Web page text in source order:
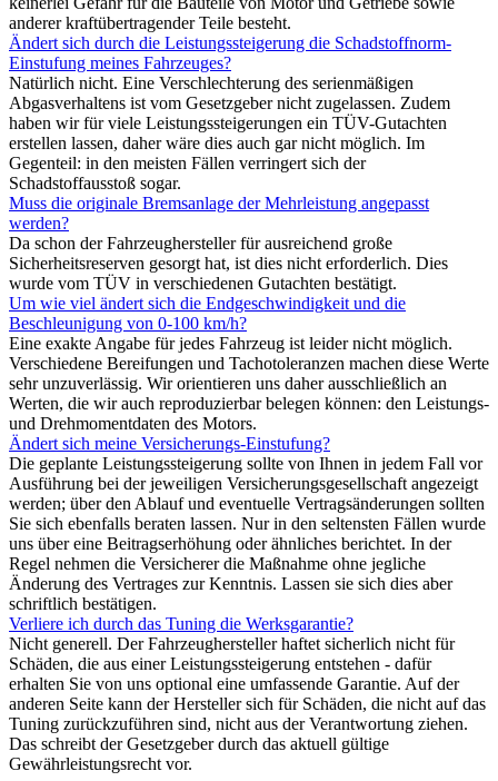
anderer kraftübertragender Teile besteht.
Ändert sich durch die Leistungssteigerung die Schadstoffnorm-
Einstufung meines Fahrzeuges?
Natürlich nicht. Eine Verschlechterung des serienmäßigen
Abgasverhaltens ist vom Gesetzgeber nicht zugelassen. Zudem
haben wir für viele Leistungssteigerungen ein TÜV-Gutachten
erstellen lassen, daher wäre dies auch gar nicht möglich. Im
Gegenteil: in den meisten Fällen verringert sich der
Schadstoffausstoß sogar.
Muss die originale Bremsanlage der Mehrleistung angepasst
werden?
Da schon der Fahrzeughersteller für ausreichend große
Sicherheitsreserven gesorgt hat, ist dies nicht erforderlich. Dies
wurde vom TÜV in verschiedenen Gutachten bestätigt.
Um wie viel ändert sich die Endgeschwindigkeit und die
Beschleunigung von 0-100 km/h?
Eine exakte Angabe für jedes Fahrzeug ist leider nicht möglich.
Verschiedene Bereifungen und Tachotoleranzen machen diese Werte
sehr unzuverlässig. Wir orientieren uns daher ausschließlich an
Werten, die wir auch reproduzierbar belegen können: den Leistungs-
und Drehmomentdaten des Motors.
Ändert sich meine Versicherungs-Einstufung?
Die geplante Leistungssteigerung sollte von Ihnen in jedem Fall vor
Ausführung bei der jeweiligen Versicherungsgesellschaft angezeigt
werden; über den Ablauf und eventuelle Vertragsänderungen sollten
Sie sich ebenfalls beraten lassen. Nur in den seltensten Fällen wurde
uns über eine Beitragserhöhung oder ähnliches berichtet. In der
Regel nehmen die Versicherer die Maßnahme ohne jegliche
Änderung des Vertrages zur Kenntnis. Lassen sie sich dies aber
schriftlich bestätigen.
Verliere ich durch das Tuning die Werksgarantie?
Nicht generell. Der Fahrzeughersteller haftet sicherlich nicht für
Schäden, die aus einer Leistungssteigerung entstehen - dafür
erhalten Sie von uns optional eine umfassende Garantie. Auf der
anderen Seite kann der Hersteller sich für Schäden, die nicht auf das
Tuning zurückzuführen sind, nicht aus der Verantwortung ziehen.
Das schreibt der Gesetzgeber durch das aktuell gültige
Gewährleistungsrecht vor.